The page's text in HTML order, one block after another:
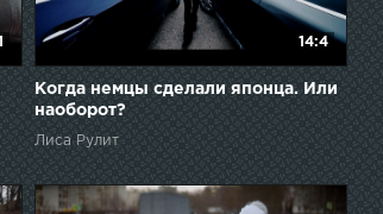
14:4
Когда немцы сделали японца. Или
наоборот?
Лиса Рулит